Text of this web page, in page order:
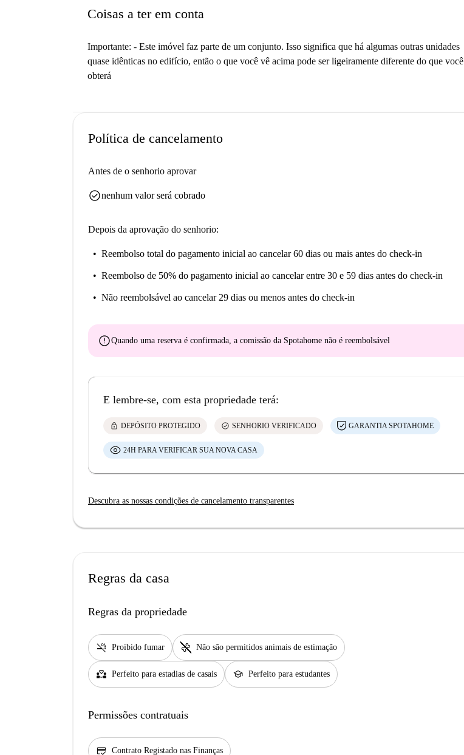
Coisas a ter em conta
Importante: - Este imóvel faz parte de um conjunto. Isso significa que há algumas outras unidades
quase idênticas no edifício, então o que você vê acima pode ser ligeiramente diferente do que você
obterá
Política de cancelamento
Antes de o senhorio aprovar
check_circlenenhum valor será cobrado
Depois da aprovação do senhorio:
Reembolso total do pagamento inicial ao cancelar 60 dias ou mais antes do check-in
Reembolso de 50% do pagamento inicial ao cancelar entre 30 e 59 dias antes do check-in
Não reembolsável ao cancelar 29 dias ou menos antes do check-in
errorQuando uma reserva é confirmada, a comissão da Spotahome não é reembolsável
E lembre-se, com esta propriedade terá:
lock DEPÓSITO PROTEGIDO check_circle SENHORIO VERIFICADO GARANTIA SPOTAHOME
24H PARA VERIFICAR SUA NOVA CASA
Descubra as nossas condições de cancelamento transparentes
Regras da casa
Regras da propriedade
smoke_free Proibido fumar pet_supplies Não são permitidos animais de estimação
partner_heart Perfeito para estadias de casais school Perfeito para estudantes
Permissões contratuais
credit_score Contrato Registado nas Finanças